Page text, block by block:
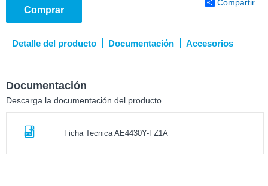
Comprar
Compartir
Detalle del producto Documentación Accesorios
Documentación
Descarga la documentación del producto
Ficha Tecnica AE4430Y-FZ1A